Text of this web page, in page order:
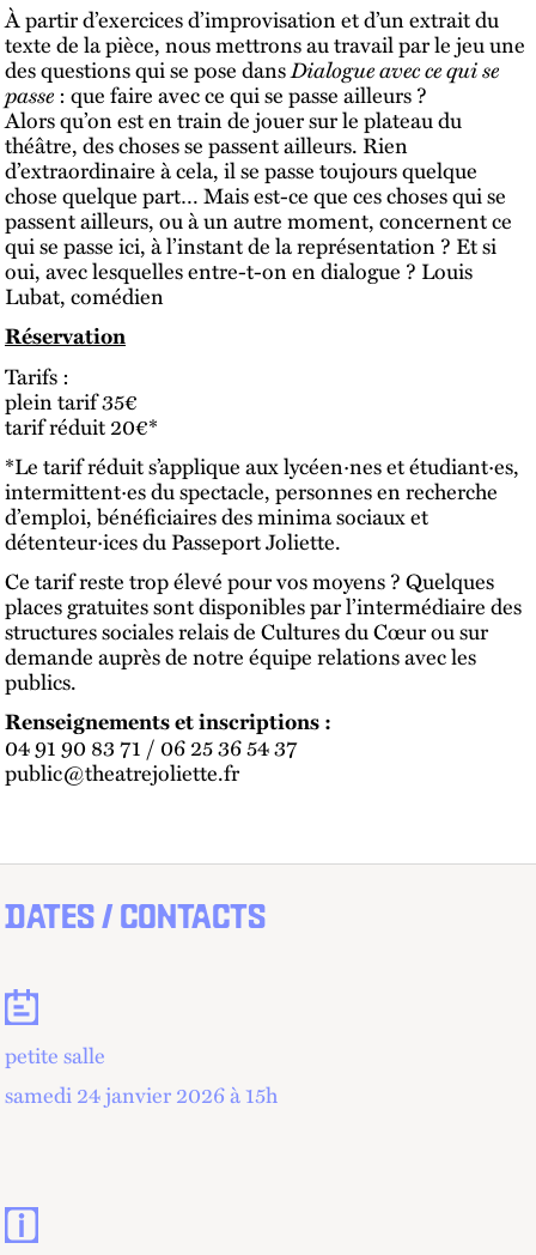
À partir d’exercices d’improvisation et d’un extrait du
texte de la pièce, nous mettrons au travail par le jeu une
des questions qui se pose dansDialogue avec ce qui se
passe : que faire avec ce qui se passe ailleurs ?
Alors qu’on est en train de jouer sur le plateau du
théâtre, des choses se passent ailleurs. Rien
d’extraordinaire à cela, il se passe toujours quelque
chose quelque part… Mais est-ce que ces choses qui se
passent ailleurs, ou à un autre moment, concernent ce
qui se passe ici, à l’instant de la représentation ? Et si
oui, avec lesquelles entre-t-on en dialogue ? Louis
Lubat, comédien
Réservation
Tarifs :
plein tarif 35€
tarif réduit 20€*
*Le tarif réduit s’applique aux lycéen·nes et étudiant·es,
intermittent·es du spectacle, personnes en recherche
d’emploi, bénéficiaires des minima sociaux et
détenteur·ices du Passeport Joliette.
Ce tarif reste trop élevé pour vos moyens ? Quelques
places gratuites sont disponibles par l’intermédiaire des
structures sociales relais de Cultures du Cœur ou sur
demande auprès de notre équipe relations avec les
publics.
Renseignements et inscriptions :
04 91 90 83 71 / 06 25 36 54 37
public@theatrejoliette.fr
DATES / CONTACTS
Dates
petite salle
samedi 24 janvier 2026 à 15h
Contacts et informations pratiques